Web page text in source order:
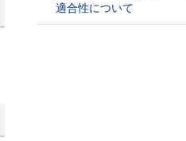
適合性について